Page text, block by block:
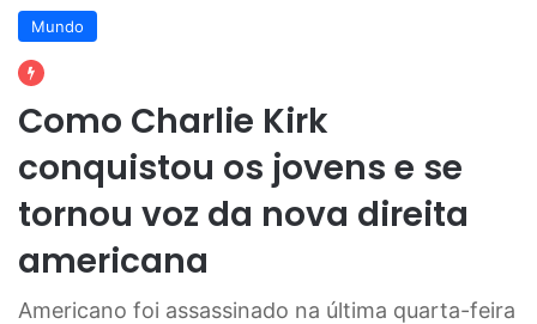
Mundo
Como Charlie Kirk
conquistou os jovens e se
tornou voz da nova direita
americana
Americano foi assassinado na última quarta-feira